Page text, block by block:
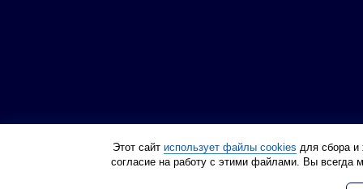
Этот сайт использует файлы cookies для сбора и
согласие на работу с этими файлами. Вы всегда